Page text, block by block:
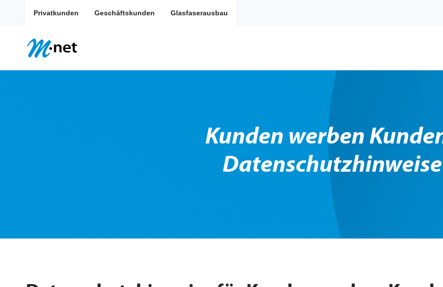
Privatkunden Geschäftskunden Glasfaserausbau
Kunden werben
Datenschutzhinweise